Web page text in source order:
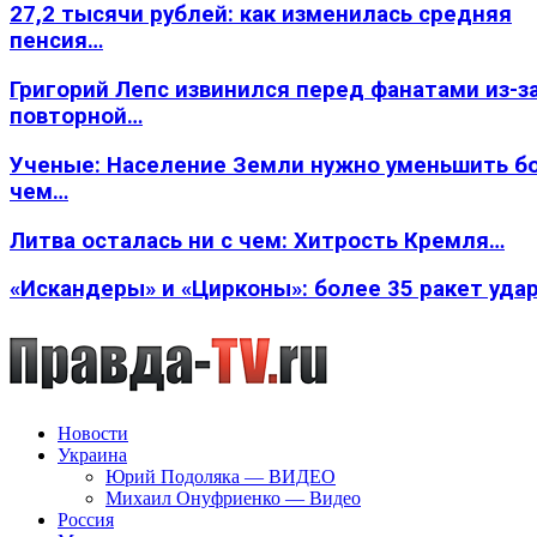
27,2 тысячи рублей: как изменилась средняя
пенсия…
Григорий Лепс извинился перед фанатами из-
повторной…
Ученые: Население Земли нужно уменьшить
чем…
Литва осталась ни с чем: Хитрость Кремля…
«Искандеры» и «Цирконы»: более 35 ракет
Новости
Украина
Юрий Подоляка — ВИДЕО
Михаил Онуфриенко — Видео
Россия